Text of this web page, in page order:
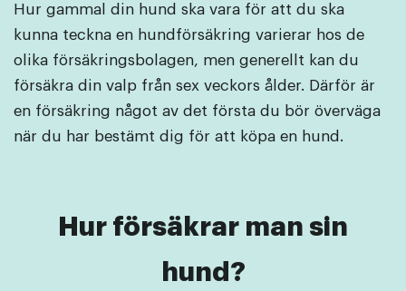
Hur gammal din hund ska vara för att du ska
kunna teckna en hundförsäkring varierar hos de
olika försäkringsbolagen, men generellt kan du
försäkra din valp från sex veckors ålder. Därför är
en försäkring något av det första du bör överväga
när du har bestämt dig för att köpa en hund.
Hur försäkrar man sin
hund?